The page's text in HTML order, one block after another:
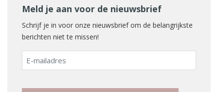
Meld je aan voor de nieuwsbrief
Schrijf je in voor onze nieuwsbrief om de belangrijkste
berichten niet te missen!
E-
mailadres